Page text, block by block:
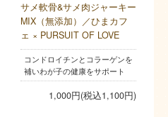
サメ軟骨&サメ肉ジャーキー
MIX（無添加）／ひまカフ
ェ × PURSUIT OF LOVE
コンドロイチンとコラーゲンを
補いわが子の健康をサポート
1,000円(税込1,100円)